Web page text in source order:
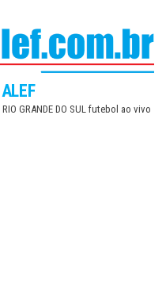
RIO GRANDE DO SUL futebol ao vivo